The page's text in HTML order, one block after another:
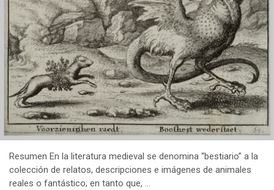
Resumen En la literatura medieval se denomina “bestiario” a la
colección de relatos, descripciones e imágenes de animales
reales o fantástico; en tanto que, …